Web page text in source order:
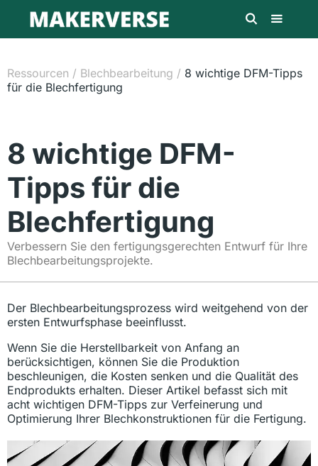
Ressourcen / Blechbearbeitung / 8 wichtige DFM-Tipps
für die Blechfertigung
8 wichtige DFM-
Tipps für die
Blechfertigung
Verbessern Sie den fertigungsgerechten Entwurf für Ihre
Blechbearbeitungsprojekte.
Der Blechbearbeitungsprozess wird weitgehend von der
ersten Entwurfsphase beeinflusst.
Wenn Sie die Herstellbarkeit von Anfang an
berücksichtigen, können Sie die Produktion
beschleunigen, die Kosten senken und die Qualität des
Endprodukts erhalten. Dieser Artikel befasst sich mit
acht wichtigen DFM-Tipps zur Verfeinerung und
Optimierung Ihrer Blechkonstruktionen für die Fertigung.